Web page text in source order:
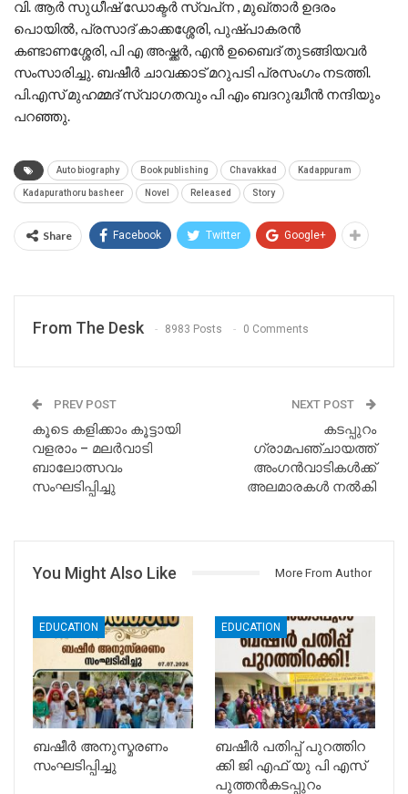
വി. ആർ സുധീഷ് ഡോക്ടർ സ്വപ്‌ന , മുഖ്‌താർ ഉദരം
പൊയിൽ, പ്രസാദ് കാക്കശ്ശേരി, പുഷ്പാകരൻ
കണ്ടാണശ്ശേരി, പി എ അഷ്ക്കർ, എൻ ഉബൈദ് തുടങ്ങിയവർ
സംസാരിച്ചു. ബഷീർ ചാവക്കാട് മറുപടി പ്രസംഗം നടത്തി.
പി.എസ് മുഹമ്മദ് സ്വാഗതവും പി എം ബദറുദ്ധീൻ നന്ദിയും
പറഞ്ഞു.
Auto biography Book publishing Chavakkad Kadappuram
Kadapurathoru basheer Novel Released Story
Share Facebook Twitter Google+
From The Desk 8983 Posts 0 Comments
PREV POST
കൂടെ കളിക്കാം കൂട്ടായി
വളരാം – മലർവാടി
ബാലോത്സവം
സംഘടിപ്പിച്ചു
NEXT POST
കടപ്പുറം
ഗ്രാമപഞ്ചായത്ത്
അംഗൻവാടികൾക്ക്
അലമാരകൾ നൽകി
You Might Also Like More From Author
EDUCATION
ബഷീർ അനുസ്മരണം
സംഘടിപ്പിച്ചു
EDUCATION
ബഷീർ പതിപ്പ് പുറത്തിറ
ക്കി ജി എഫ് യു പി എസ്
പുത്തൻകടപ്പുറം